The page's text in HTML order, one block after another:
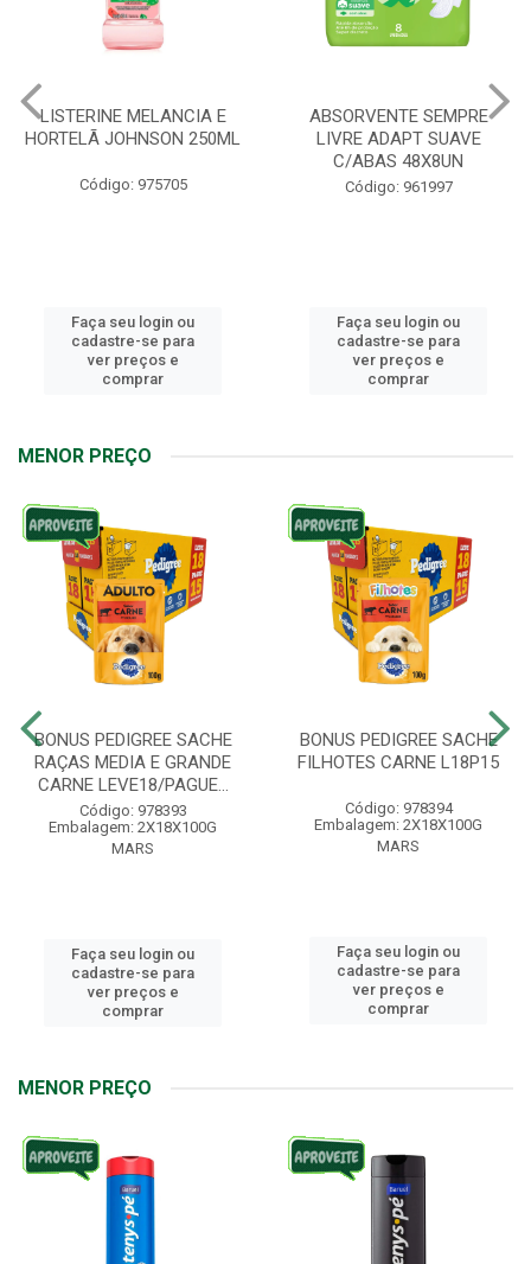
LISTERINE MELANCIA E
HORTELÃ JOHNSON 250ML
Código: 975705
Faça seu login ou
cadastre-se para
ver preços e
comprar
ABSORVENTE SEMPRE
LIVRE ADAPT SUAVE
C/ABAS 48X8UN
Código: 961997
Faça seu login ou
cadastre-se para
ver preços e
comprar
MENOR PREÇO
BONUS PEDIGREE SACHE
RAÇAS MEDIA E GRANDE
CARNE LEVE18/PAGUE...
Código: 978393
Embalagem: 2X18X100G
MARS
Faça seu login ou
cadastre-se para
ver preços e
comprar
BONUS PEDIGREE SACHE
FILHOTES CARNE L18P15
Código: 978394
Embalagem: 2X18X100G
MARS
Faça seu login ou
cadastre-se para
ver preços e
comprar
MENOR PREÇO